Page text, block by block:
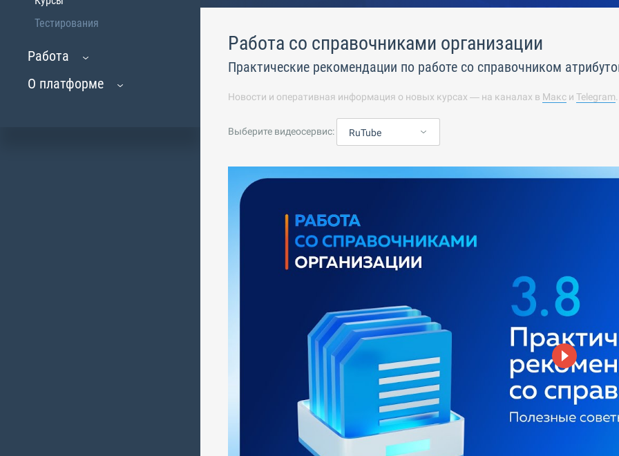
Тестирования
Работа
О платформе
Работа со справочниками организации
Практические рекомендации по работе со справочником
Новости и оперативная информация о новых курсах — на каналах в Макс и Telegram
Выберите видеосервис: RuTube